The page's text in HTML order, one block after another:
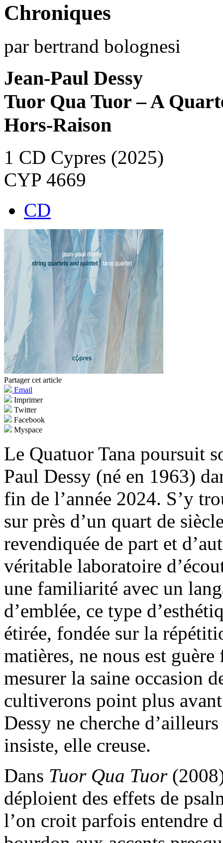
Chroniques
par bertrand bolognesi
Jean-Paul Dessy
Tuor Qua Tuor – A
Hors-Raison
1 CD Cypres (2025)
CYP 4669
CD
Partager cet article
Email
Imprimer
Twitter
Facebook
Myspace
Le Quatuor Tana poursuit
Paul Dessy (né en 1963)
fin de l’année 2024. S’y
sur près d’un quart de
revendiquée de part et
véritable laboratoire
une familiarité avec un
d’emblée, ce type
étirée, fondée sur la
matières, ne nous est
mesurer la saine occasion
cultiverons point plus
Dessy ne cherche
insiste, elle creuse.
Dans Tuor Qua Tuor
déploient des effets de
l’on croit parfois entendre